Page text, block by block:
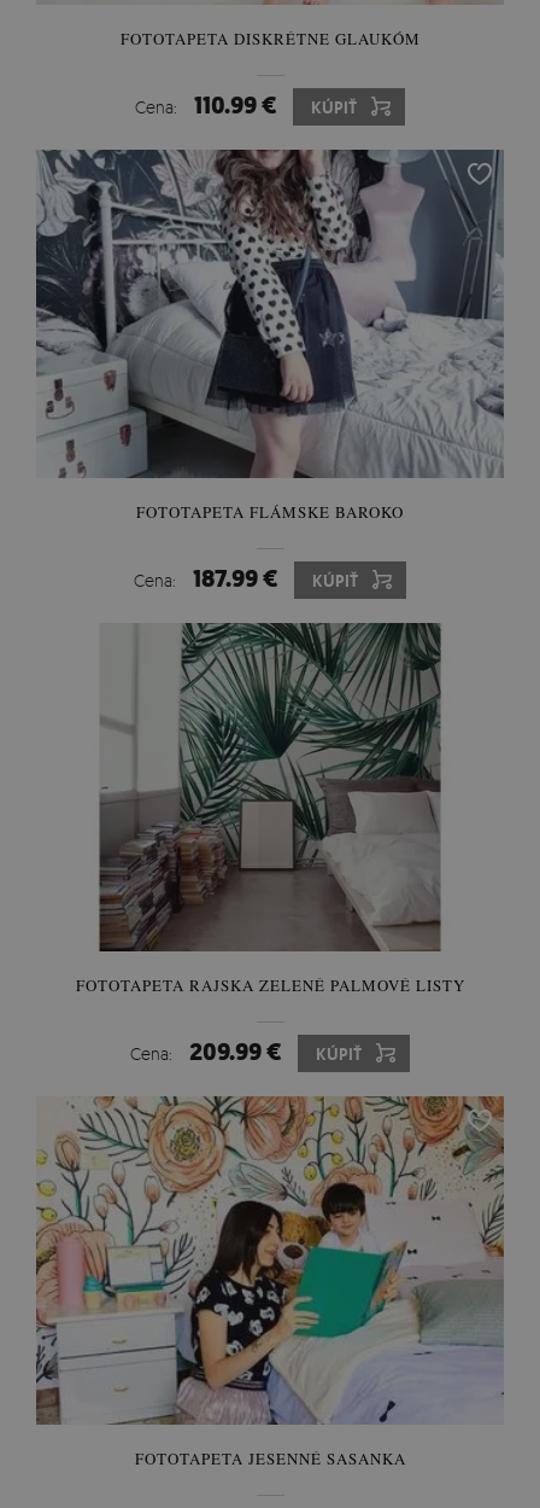
FOTOTAPETA DISKRÉTNE GLAUKÓM
Cena: 110.99 € KÚPIŤ
FOTOTAPETA FLÁMSKE BAROKO
Cena: 187.99 € KÚPIŤ
FOTOTAPETA RAJSKA ZELENÉ PALMOVÉ LISTY
Cena: 209.99 € KÚPIŤ
FOTOTAPETA JESENNÉ SASANKA